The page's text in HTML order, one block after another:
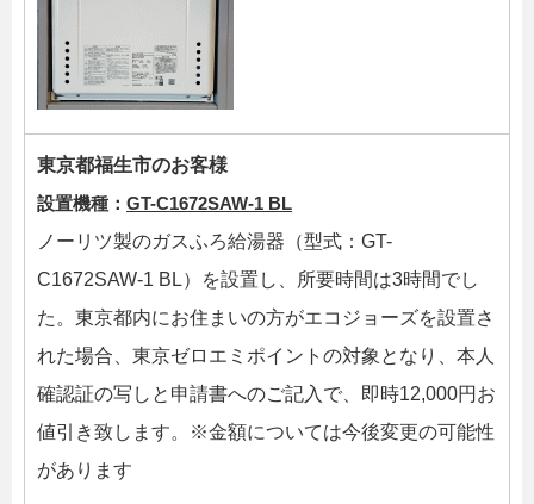
東京都福生市のお客様
設置機種： GT-C1672SAW-1 BL
ノーリツ製のガスふろ給湯器（型式：GT-
C1672SAW-1 BL）を設置し、所要時間は3時間でし
た。東京都内にお住まいの方がエコジョーズを設置さ
れた場合、東京ゼロエミポイントの対象となり、本人
確認証の写しと申請書へのご記入で、即時12,000円お
値引き致します。※金額については今後変更の可能性
があります